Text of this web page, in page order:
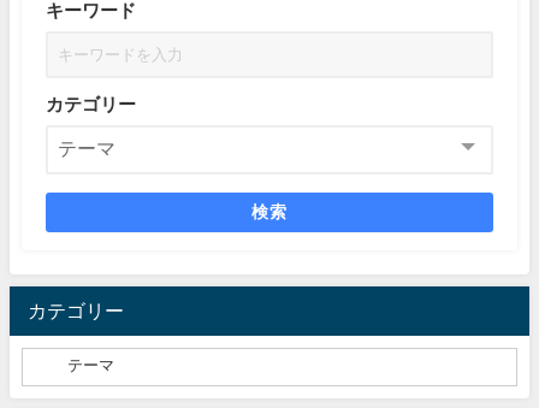
キーワード
カテゴリー
検索
カテゴリー